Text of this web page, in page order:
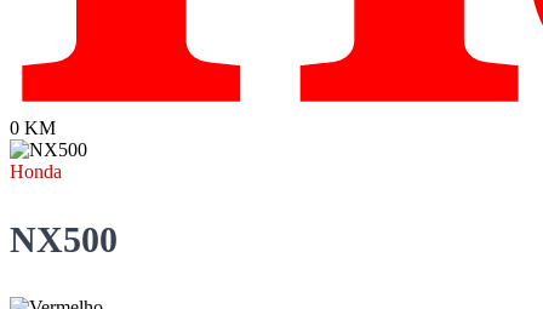
0 KM
Honda
NX500